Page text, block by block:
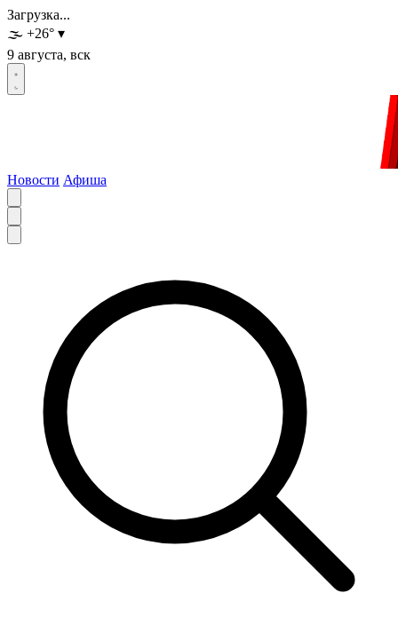
Загрузка...
🌫️ +26° ▾
9 августа, вск
Новости Афиша